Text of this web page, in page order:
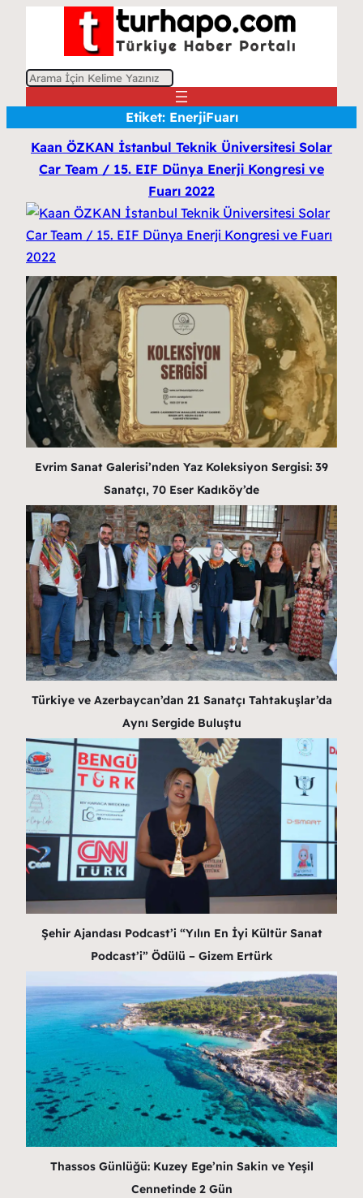
A
Etiket: EnerjiFuarı
Kaan ÖZKAN İstanbul Teknik Üniversitesi Solar
Car Team / 15. EIF Dünya Enerji Kongresi ve
Fuarı 2022
Evrim Sanat Galerisi’nden Yaz Koleksiyon Sergisi: 39
Sanatçı, 70 Eser Kadıköy’de
Türkiye ve Azerbaycan’dan 21 Sanatçı Tahtakuşlar’da
Aynı Sergide Buluştu
Şehir Ajandası Podcast’i “Yılın En İyi Kültür Sanat
Podcast’i” Ödülü – Gizem Ertürk
Thassos Günlüğü: Kuzey Ege’nin Sakin ve Yeşil
Cennetinde 2 Gün